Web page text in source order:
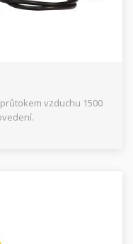
vzduchu 1500